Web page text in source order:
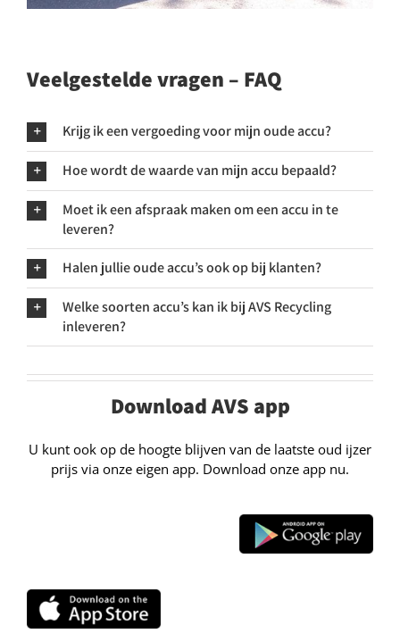
Veelgestelde vragen – FAQ
Krijg ik een vergoeding voor mijn oude accu?
Hoe wordt de waarde van mijn accu bepaald?
Moet ik een afspraak maken om een accu in te
leveren?
Halen jullie oude accu’s ook op bij klanten?
Welke soorten accu’s kan ik bij AVS Recycling
inleveren?
Download AVS app
U kunt ook op de hoogte blijven van de laatste oud ijzer
prijs via onze eigen app. Download onze app nu.